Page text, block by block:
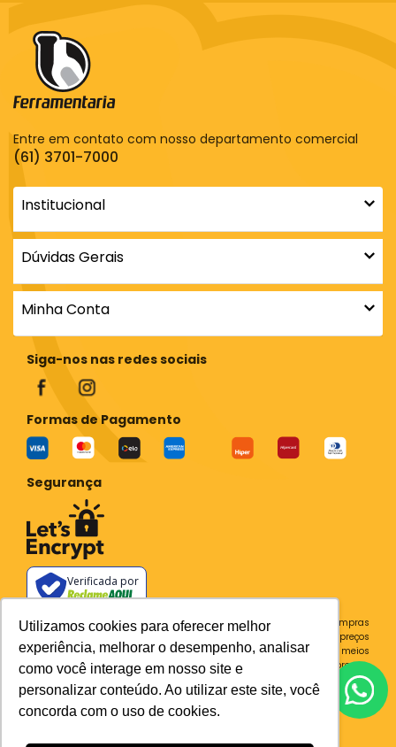
Utilizamos cookies para oferecer melhor
experiência, melhorar o desempenho, analisar
como você interage em nosso site e
personalizar conteúdo. Ao utilizar este site, você
concorda com o uso de cookies.
Entre em contato com nosso departamento comercial
(61) 3701-7000
Institucional
Dúvidas Gerais
Minha Conta
Siga-nos nas redes sociais
Formas de Pagamento
Segurança
Verificada por
Todos os preços e condições deste site são válidos apenas para compras
no site e não se aplicam a Loja Física. Destacamos que os preços
previstos no site prevalecem aos demais anunciados em outros meios
de comunicação e sites de buscas. Em caso de divergência do preço e
condições no site, o valor válido é sempre o do carrinho de compras.
Plataforma